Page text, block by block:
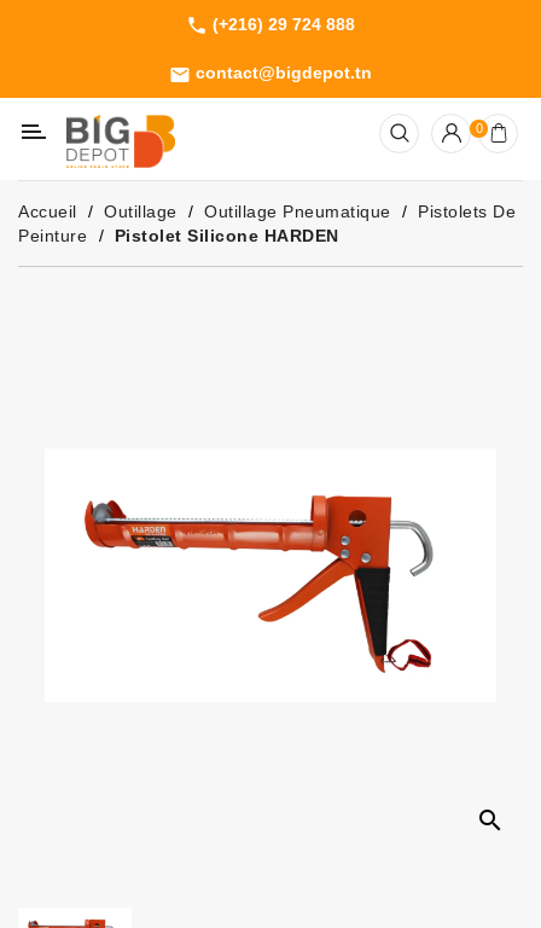
phone (+216) 29 724 888
email contact@bigdepot.tn
Machines
Outillage
Jardinage
Consommables
0
Accueil Outillage Outillage Pneumatique
Pistolets De
Peinture
Pistolet Silicone HARDEN
search